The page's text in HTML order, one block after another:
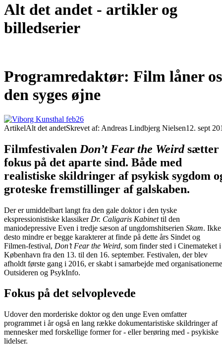
Alt det andet - artikler og
billedserier
Programredaktør: Film låner os
den syges øjne
ArtikelAlt det andetSkrevet af: Andreas Lindbjerg Nielsen12. sept
Filmfestivalen Don’t Fear the Weirdsætter
fokus på det aparte sind. Både med
realistiske skildringer af psykisk sygdom
groteske fremstillinger af galskaben.
Der er umiddelbart langt fra den gale doktor i den tyske
ekspressionistiske klassiker Dr. Caligaris Kabinettil den
maniodepressive Even i tredje sæson af ungdomshitserien Skam. Ikke
desto mindre er begge karakterer at finde på dette års Sindet og
Filmen-festival, Don’t Fear the Weird, som finder sted i Cinemateket i
København fra den 13. til den 16. september. Festivalen, der blev
afholdt første gang i 2016, er skabt i samarbejde med organisationerne
Outsideren og PsykInfo.
Fokus på det selvoplevede
Udover den morderiske doktor og den unge Even omfatter
programmet i år også en lang række dokumentaristiske skildringer af
mennesker med forskellige former for - eller berøring med - psykiske
lidelser.